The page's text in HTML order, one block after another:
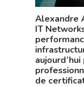
Alexandre
IT
de